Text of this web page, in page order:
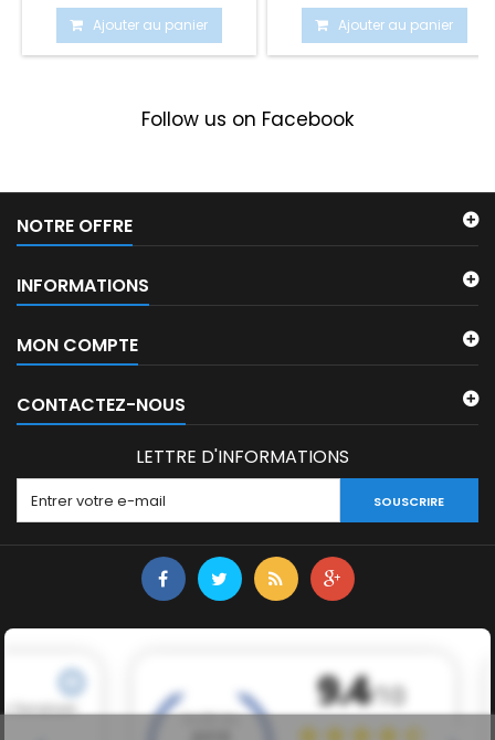
Ajouter au panier Ajouter au panier
Follow us on Facebook
NOTRE OFFRE
INFORMATIONS
MON COMPTE
CONTACTEZ-NOUS
LETTRE D'INFORMATIONS
SOUSCRIRE